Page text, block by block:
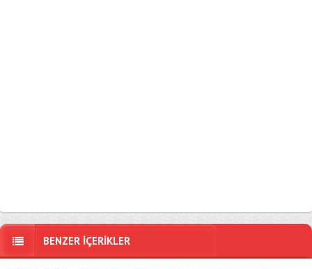
BENZER İÇERİKLER